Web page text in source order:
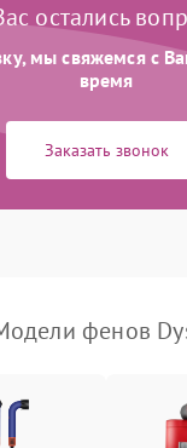
500 ₽
500 ₽
остались
мы свяжемся с
время
Заказать звонок
фенов